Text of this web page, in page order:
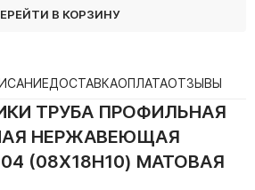
В КОРЗИНУ
ДОСТАВКАОПЛАТАОТЗЫВЫ
ТРУБА ПРОФИЛЬНАЯ
НЕРЖАВЕЮЩАЯ
(08Х18Н10) МАТОВАЯ